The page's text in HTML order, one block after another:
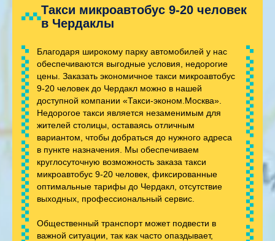
Такси микроавтобус 9-20 человек
в Чердаклы
Благодаря широкому парку автомобилей у нас
обеспечиваются выгодные условия, недорогие
цены. Заказать экономичное такси микроавтобус
9-20 человек до Чердакл можно в нашей
доступной компании «Такси-эконом.Москва».
Недорогое такси является незаменимым для
жителей столицы, оставаясь отличным
вариантом, чтобы добраться до нужного адреса
в пункте назначения. Мы обеспечиваем
круглосуточную возможность заказа такси
микроавтобус 9-20 человек, фиксированные
оптимальные тарифы до Чердакл, отсутствие
выходных, профессиональный сервис.
Общественный транспорт может подвести в
важной ситуации, так как часто опаздывает,